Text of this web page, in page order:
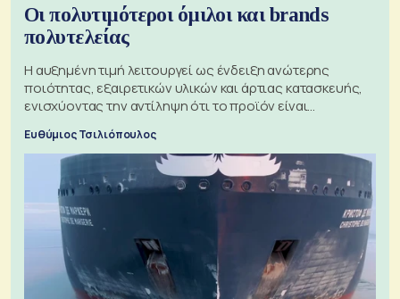
Οι πολυτιμότεροι όμιλοι και brands
πολυτελείας
Η αυξημένη τιμή λειτουργεί ως ένδειξη ανώτερης
ποιότητας, εξαιρετικών υλικών και άρτιας κατασκευής,
ενισχύοντας την αντίληψη ότι το προϊόν είναι
Ευθύμιος Τσιλιόπουλος